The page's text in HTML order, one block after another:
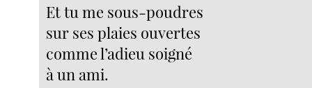
Et tu me sous-poudres
sur ses plaies ouvertes
comme l’adieu soigné
à un ami.